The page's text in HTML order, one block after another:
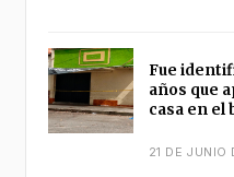
Fue
años que
casa en el
21 DE JUNIO